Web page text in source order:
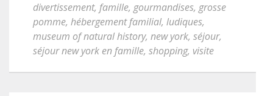
divertissement, famille, gourmandises, grosse
pomme, hébergement familial, ludiques,
museum of natural history, new york, séjour,
séjour new york en famille, shopping, visite